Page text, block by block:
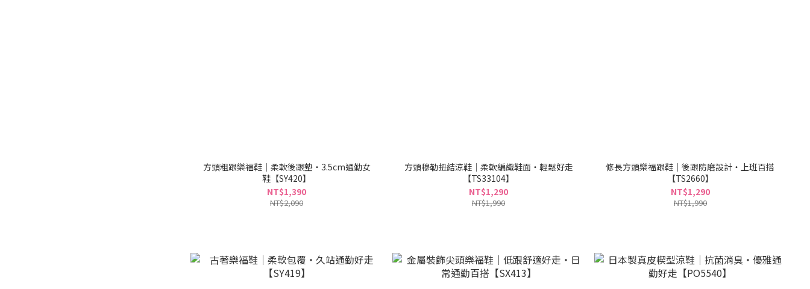
方頭粗跟樂福鞋｜柔軟後跟墊・3.5cm通勤女
鞋【SY420】
NT$1,390
NT$2,090
方頭穆勒扭結涼鞋｜柔軟編織鞋面・輕鬆好走
【TS33104】
NT$1,290
NT$1,990
修長方頭樂福跟鞋｜後跟防磨設計・上班百搭
【TS2660】
NT$1,290
NT$1,990